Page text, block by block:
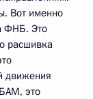
Вот именно
ФНБ. Это
расшивка
движения
это